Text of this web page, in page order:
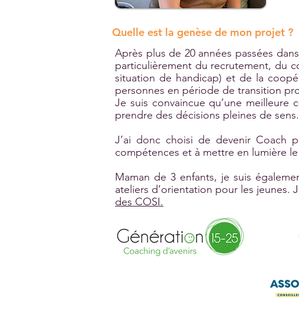
Quelle est la genèse de mon projet ?
Après plus de 20 années passées
particulièrement du recrutement, du
situation de handicap) et de la
personnes en période de transition
Je suis convaincue qu’une
prendre des décisions pleines de sens.
J’ai donc choisi de devenir Coach
compétences et à mettre en lumière
Maman de 3 enfants, je suis
ateliers d’orientation pour les jeunes.
des COSI.